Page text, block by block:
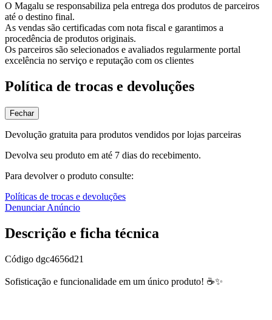
O Magalu se responsabiliza pela entrega dos produtos de parceiros
até o destino final.
As vendas são certificadas com nota fiscal e garantimos a
procedência de produtos originais.
Os parceiros são selecionados e avaliados regularmente portal
excelência no serviço e reputação com os clientes
Política de trocas e devoluções
Fechar
Devolução gratuita para produtos vendidos por lojas parceiras
Devolva seu produto em até 7 dias do recebimento.
Para devolver o produto consulte:
Políticas de trocas e devoluções
Denunciar Anúncio
Descrição e ficha técnica
Código dgc4656d21
Sofisticação e funcionalidade em um único produto! ☕✨